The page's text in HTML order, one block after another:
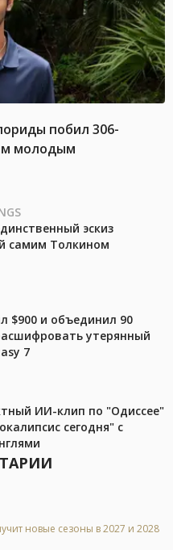
побил 306-
молодым
эскиз
самим Толкином
$900 и объединил 90
утерянный
7
ИИ-клип по "Одиссее"
сегодня" с
новые сезоны в 2027 и 2028